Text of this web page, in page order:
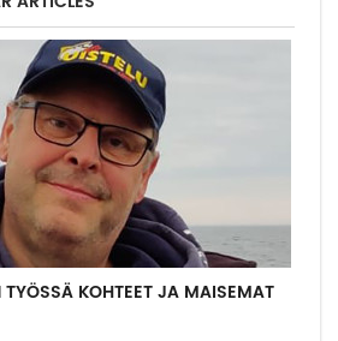
KOHTEET JA MAISEMAT